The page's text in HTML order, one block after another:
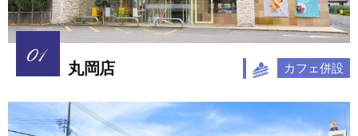
丸岡店 カフェ併設